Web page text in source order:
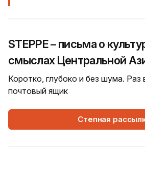
STEPPE – письма о
смыслах Центральной
Коротко, глубоко и без шума.
почтовый ящик
Степная